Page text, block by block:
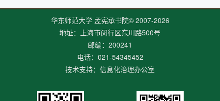
华东师范大学 孟宪承书院© 2007-2026
地址：上海市闵行区东川路500号
邮编：200241
电话：021-54345452
技术支持：信息化治理办公室